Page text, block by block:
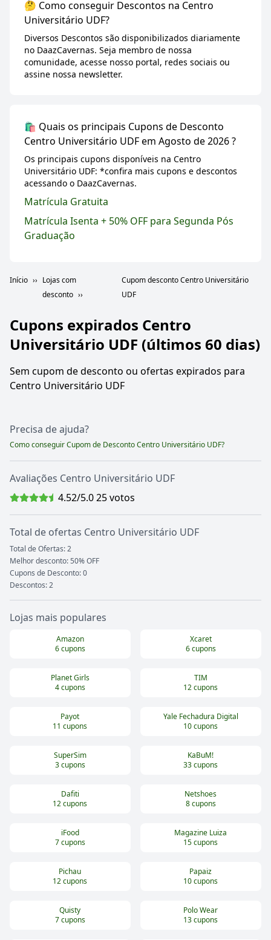
🤔 Como conseguir Descontos na Centro
Universitário UDF?
Diversos Descontos são disponibilizados diariamente
no DaazCavernas. Seja membro de nossa
comunidade, acesse nosso portal, redes sociais ou
assine nossa newsletter.
🛍️ Quais os principais Cupons de Desconto
Centro Universitário UDF em Agosto de 2026 ?
Os principais cupons disponíveis na Centro
Universitário UDF: *confira mais cupons e descontos
acessando o DaazCavernas.
Matrícula Gratuita
Matrícula Isenta + 50% OFF para Segunda Pós
Graduação
Início
Lojas com
desconto
Cupom desconto Centro Universitário
UDF
Cupons expirados Centro
Universitário UDF (últimos 60 dias)
Sem cupom de desconto ou ofertas expirados para
Centro Universitário UDF
Precisa de ajuda?
Como conseguir Cupom de DescontoCentro Universitário UDF?
Avaliações Centro Universitário UDF
4.52/5.025votos
Total de ofertas Centro Universitário UDF
Total de Ofertas:2
Melhor desconto: 50% OFF
Cupons de Desconto:0
Descontos:2
Lojas mais populares
Amazon
6cupons
Xcaret
6cupons
Planet Girls
4cupons
TIM
12cupons
Payot
11 cupons
Yale Fechadura Digital
10cupons
SuperSim
3cupons
KaBuM!
33cupons
Dafiti
12cupons
Netshoes
8cupons
iFood
7cupons
Magazine Luiza
15cupons
Pichau
12cupons
Papaiz
10cupons
Quisty
7cupons
Polo Wear
13cupons